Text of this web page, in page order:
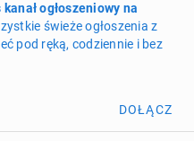
Moje ogłoszenia
ogłoszeń
ogłoszeniowy na
świeże ogłoszenia z
pod ręką, codziennie i bez
DOŁĄCZ